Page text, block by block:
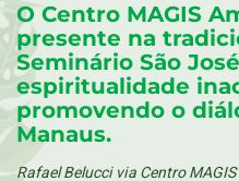
O Centro MAGIS
presente na
Seminário São
espiritualidade
promovendo o
Manaus.
Rafael Belucci via Centro